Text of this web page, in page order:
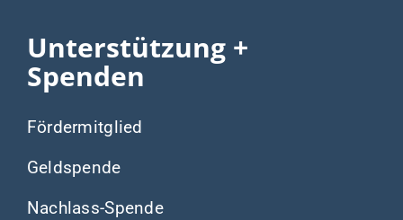
Unterstützung +
Spenden
Fördermitglied
Geldspende
Nachlass-Spende